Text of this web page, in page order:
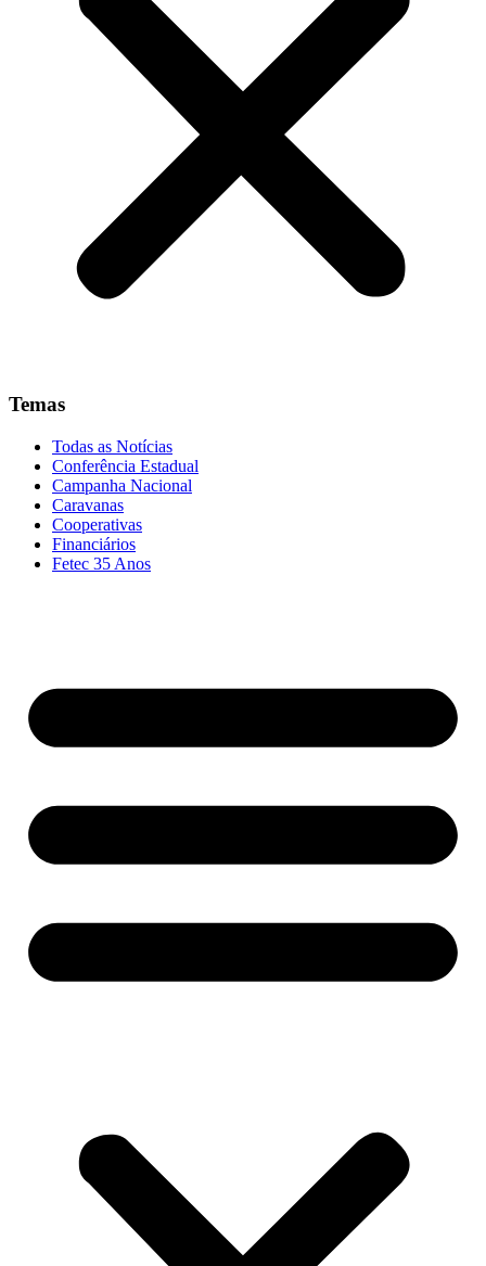
Temas
Todas as Notícias
Conferência Estadual
Campanha Nacional
Caravanas
Cooperativas
Financiários
Fetec 35 Anos